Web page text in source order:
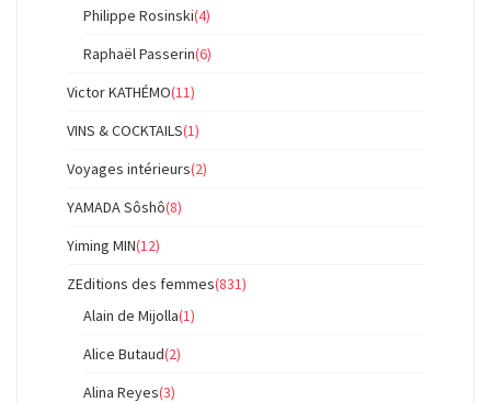
Philippe Rosinski(4)
Raphaël Passerin(6)
Victor KATHÉMO(11)
VINS & COCKTAILS(1)
Voyages intérieurs(2)
YAMADA Sôshô(8)
Yiming MIN(12)
ZEditions des femmes(831)
Alain de Mijolla(1)
Alice Butaud(2)
Alina Reyes(3)